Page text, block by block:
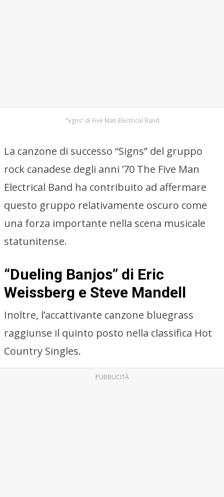
“Signs” di Five Man Electrical Band
La canzone di successo “Signs” del gruppo
rock canadese degli anni ’70 The Five Man
Electrical Band ha contribuito ad affermare
questo gruppo relativamente oscuro come
una forza importante nella scena musicale
statunitense.
“Dueling Banjos” di Eric
Weissberg e Steve Mandell
Inoltre, l’accattivante canzone bluegrass
raggiunse il quinto posto nella classifica Hot
Country Singles.
PUBBLICITÀ